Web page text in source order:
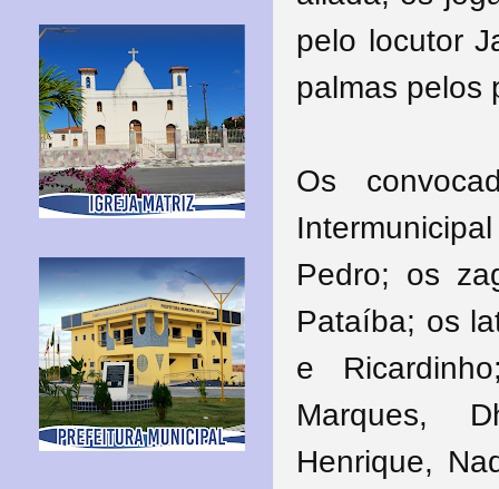
pelo locutor
palmas pelos
Os
Pedro; os
Pataíba; os
e
Marques,
Henrique,